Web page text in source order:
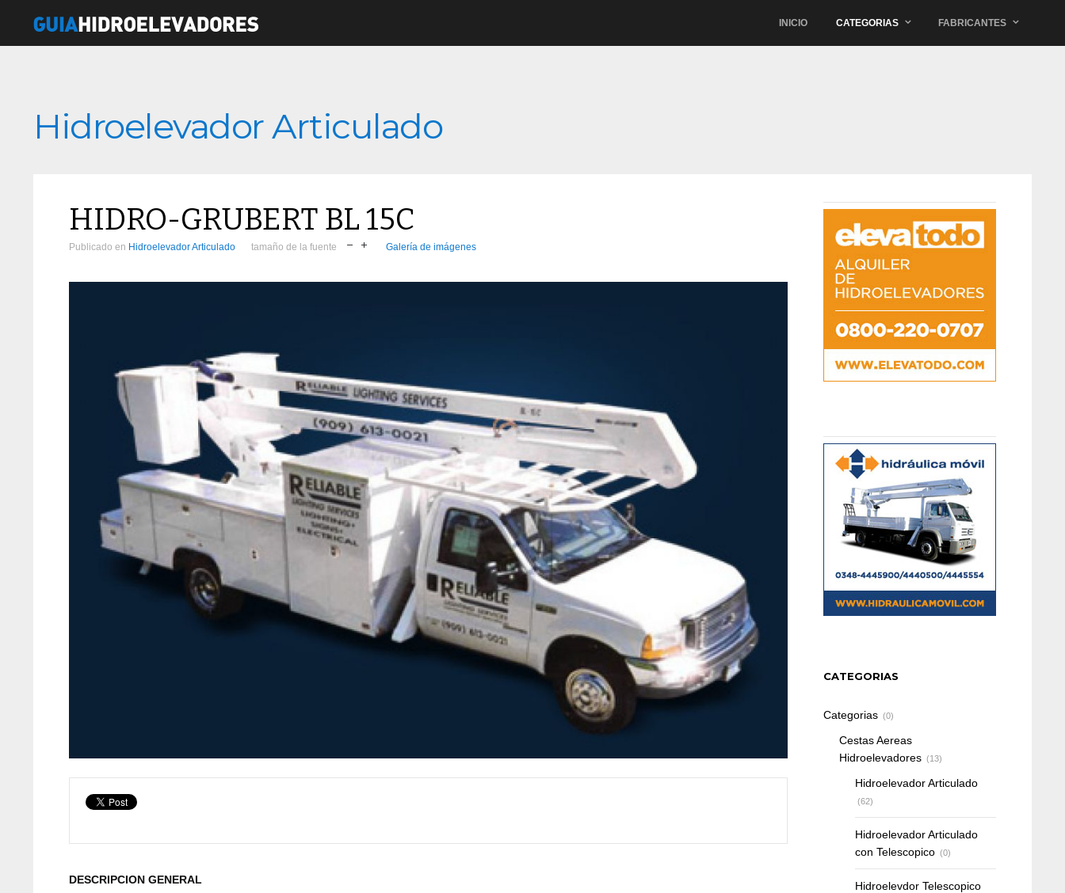
INICIO CATEGORIAS FABRICANTES
Hidroelevador Articulado
HIDRO-GRUBERT BL 15C
Publicado en Hidroelevador Articulado tamaño de la fuente Galería de imágenes
DESCRIPCION GENERAL
CATEGORIAS
Categorias (0)
Cestas Aereas
Hidroelevadores (13)
Hidroelevador Articulado
(62)
Hidroelevador Articulado
con Telescopico (0)
Hidroelevdor Telescopico